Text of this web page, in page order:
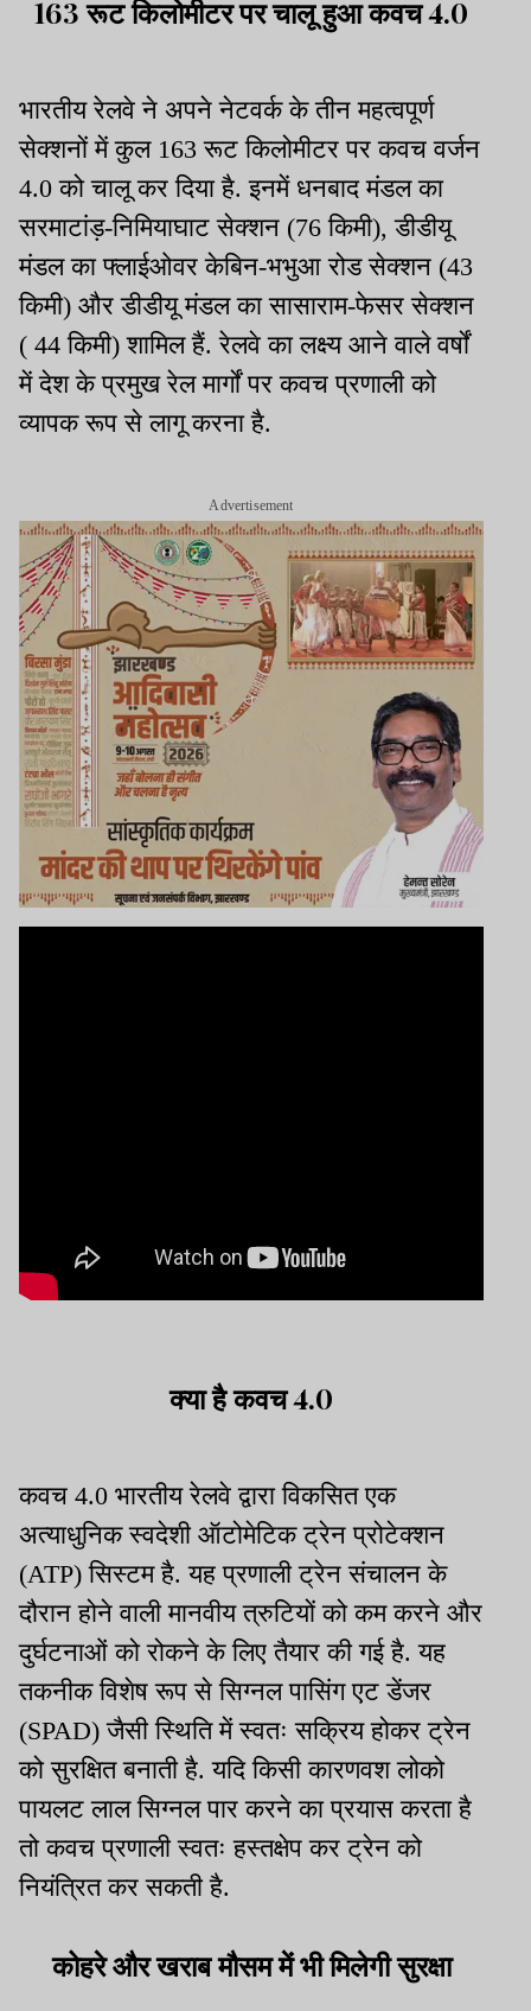
163 रूट किलोमीटर पर चालू हुआ कवच 4.0
भारतीय रेलवे ने अपने नेटवर्क के तीन महत्वपूर्ण
सेक्शनों में कुल 163 रूट किलोमीटर पर कवच वर्जन
4.0 को चालू कर दिया है. इनमें धनबाद मंडल का
सरमाटांड़-निमियाघाट सेक्शन (76 किमी), डीडीयू
मंडल का फ्लाईओवर केबिन-भभुआ रोड सेक्शन (43
किमी) और डीडीयू मंडल का सासाराम-फेसर सेक्शन
( 44 किमी) शामिल हैं. रेलवे का लक्ष्य आने वाले वर्षों
में देश के प्रमुख रेल मार्गों पर कवच प्रणाली को
व्यापक रूप से लागू करना है.
Advertisement
क्या है कवच 4.0
कवच 4.0 भारतीय रेलवे द्वारा विकसित एक
अत्याधुनिक स्वदेशी ऑटोमेटिक ट्रेन प्रोटेक्शन
(ATP) सिस्टम है. यह प्रणाली ट्रेन संचालन के
दौरान होने वाली मानवीय त्रुटियों को कम करने और
दुर्घटनाओं को रोकने के लिए तैयार की गई है. यह
तकनीक विशेष रूप से सिग्नल पासिंग एट डेंजर
(SPAD) जैसी स्थिति में स्वतः सक्रिय होकर ट्रेन
को सुरक्षित बनाती है. यदि किसी कारणवश लोको
पायलट लाल सिग्नल पार करने का प्रयास करता है
तो कवच प्रणाली स्वतः हस्तक्षेप कर ट्रेन को
नियंत्रित कर सकती है.
कोहरे और खराब मौसम में भी मिलेगी सुरक्षा